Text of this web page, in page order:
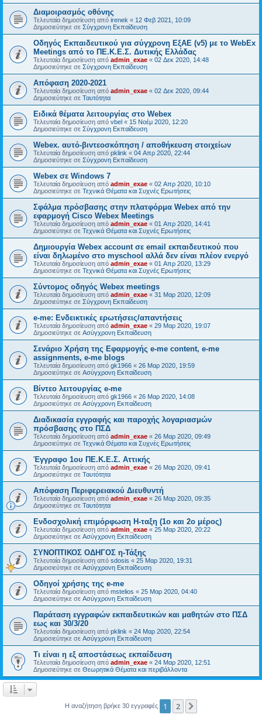
Διαμοιρασμός οθόνης
Τελευταία δημοσίευση από irenek « 12 Φεβ 2021, 10:09
Δημοσιεύτηκε σε Σύγχρονη Εκπαίδευση
Oδηγός Eκπαιδευτικού για σύγχρονη ΕξΑΕ (v5) με το WebEx
Meetings από το ΠΕ.Κ.Ε.Σ. Δυτικής Ελλάδας
Τελευταία δημοσίευση από admin_exae « 02 Δεκ 2020, 14:48
Δημοσιεύτηκε σε Σύγχρονη Εκπαίδευση
Απόφαση 2020-2021
Τελευταία δημοσίευση από admin_exae « 02 Δεκ 2020, 09:44
Δημοσιεύτηκε σε Ταυτότητα
Ειδικά θέματα λειτουργίας στο Webex
Τελευταία δημοσίευση από vbel « 15 Νοέμ 2020, 12:20
Δημοσιεύτηκε σε Σύγχρονη Εκπαίδευση
Webex. αυτό-βιντεοσκόπηση / αποθήκευση στοιχείων
Τελευταία δημοσίευση από pklink « 04 Απρ 2020, 22:44
Δημοσιεύτηκε σε Σύγχρονη Εκπαίδευση
Webex σε Windows 7
Τελευταία δημοσίευση από admin_exae « 02 Απρ 2020, 10:10
Δημοσιεύτηκε σε Τεχνικά Θέματα και Συχνές Ερωτήσεις
Σφάλμα πρόσβασης στην πλατφόρμα Webex από την
εφαρμογή Cisco Webex Meetings
Τελευταία δημοσίευση από admin_exae « 01 Απρ 2020, 14:41
Δημοσιεύτηκε σε Τεχνικά Θέματα και Συχνές Ερωτήσεις
Δημιουργία Webex account σε email εκπαιδευτικού που
είναι δηλωμένο στο myschool αλλά δεν είναι πλέον ενεργό
Τελευταία δημοσίευση από admin_exae « 01 Απρ 2020, 13:29
Δημοσιεύτηκε σε Τεχνικά Θέματα και Συχνές Ερωτήσεις
Σύντομος οδηγός Webex meetings
Τελευταία δημοσίευση από admin_exae « 31 Μαρ 2020, 12:09
Δημοσιεύτηκε σε Σύγχρονη Εκπαίδευση
e-me: Ενδεικτικές ερωτήσεις/απαντήσεις
Τελευταία δημοσίευση από admin_exae « 29 Μαρ 2020, 19:07
Δημοσιεύτηκε σε Ασύγχρονη Εκπαίδευση
Σενάριο Χρήση της Εφαρμογής e-me content, e-me
assignments, e-me blogs
Τελευταία δημοσίευση από gk1966 « 26 Μαρ 2020, 19:59
Δημοσιεύτηκε σε Ασύγχρονη Εκπαίδευση
Βίντεο λειτουργίας e-me
Τελευταία δημοσίευση από gk1966 « 26 Μαρ 2020, 14:08
Δημοσιεύτηκε σε Ασύγχρονη Εκπαίδευση
Διαδικασία εγγραφής και παροχής λογαριασμών
πρόσβασης στο ΠΣΔ
Τελευταία δημοσίευση από admin_exae « 26 Μαρ 2020, 09:49
Δημοσιεύτηκε σε Τεχνικά Θέματα και Συχνές Ερωτήσεις
Έγγραφο 1ου ΠΕ.Κ.Ε.Σ. Αττικής
Τελευταία δημοσίευση από admin_exae « 26 Μαρ 2020, 09:41
Δημοσιεύτηκε σε Ταυτότητα
Απόφαση Περιφερειακού Διευθυντή
Τελευταία δημοσίευση από admin_exae « 26 Μαρ 2020, 09:35
Δημοσιεύτηκε σε Ταυτότητα
Ενδοσχολική επιμόρφωση Η-ταξη (1ο και 2ο μέρος)
Τελευταία δημοσίευση από admin_exae « 25 Μαρ 2020, 20:22
Δημοσιεύτηκε σε Ασύγχρονη Εκπαίδευση
ΣΥΝΟΠΤΙΚΟΣ ΟΔΗΓΟΣ η-Τάξης
Τελευταία δημοσίευση από sdosis « 25 Μαρ 2020, 19:31
Δημοσιεύτηκε σε Ασύγχρονη Εκπαίδευση
Οδηγοί χρήσης της e-me
Τελευταία δημοσίευση από mstelios « 25 Μαρ 2020, 04:40
Δημοσιεύτηκε σε Ασύγχρονη Εκπαίδευση
Παράταση εγγραφών εκπαιδευτικών και μαθητών στο ΠΣΔ
εως και 30/3/20
Τελευταία δημοσίευση από pklink « 24 Μαρ 2020, 22:54
Δημοσιεύτηκε σε Ασύγχρονη Εκπαίδευση
Τι είναι η εξ αποστάσεως εκπαίδευση
Τελευταία δημοσίευση από admin_exae « 24 Μαρ 2020, 12:51
Δημοσιεύτηκε σε Θεωρητικά Θέματα και περιβάλλοντα
Η αναζήτηση βρήκε 30 εγγραφές 1 2